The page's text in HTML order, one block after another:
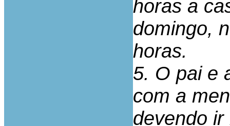
horas a
domingo,
horas.
5. O pai e
com a
devendo